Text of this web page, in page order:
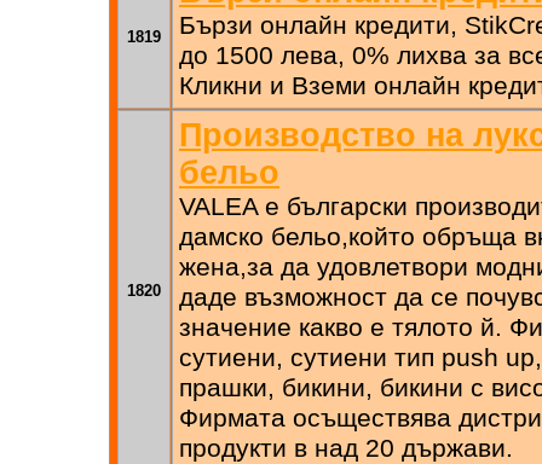
1819
Бързи онлайн кредити,
до 1500 лева, 0% лихва за
Кликни и Вземи онлайн
1820
Производство на
бельо
VALEA е български
дамско бельо,който обръща
жена,за да удовлетвори
даде възможност да се
значение какво е тялото й.
сутиени, сутиени тип push
прашки, бикини, бикини с
Фирмата осъществява
продукти в над 20 държави.